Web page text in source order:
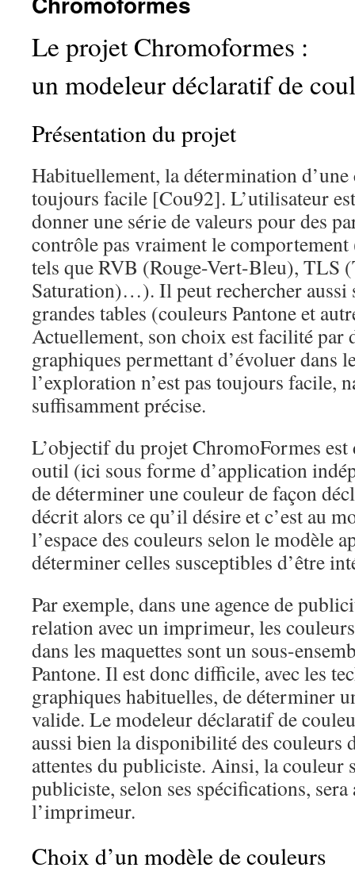
Le projet Chromoformes :
un modeleur déclaratif de
Présentation du projet
Habituellement, la détermination d’une
toujours facile [Cou92]. L’utilisateur
donner une série de valeurs pour des
contrôle pas vraiment le
tels que RVB (Rouge-Vert-Bleu), TLS
Saturation)…). Il peut rechercher aussi
grandes tables (couleurs Pantone et
Actuellement, son choix est facilité par
graphiques permettant d’évoluer dans
l’exploration n’est pas toujours facile,
suffisamment précise.
L’objectif du projet ChromoFormes
outil (ici sous forme d’application
de déterminer une couleur de façon
décrit alors ce qu’il désire et c’est au
l’espace des couleurs selon le modèle
déterminer celles susceptibles d’être
Par exemple, dans une agence de
relation avec un imprimeur, les
dans les maquettes sont un sous-
Pantone. Il est donc difficile, avec les
graphiques habituelles, de déterminer
valide. Le modeleur déclaratif de
aussi bien la disponibilité des couleurs
attentes du publiciste. Ainsi, la couleur
publiciste, selon ses spécifications, sera
l’imprimeur.
Choix d’un modèle de couleurs